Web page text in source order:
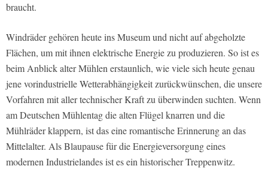
braucht.
Windräder gehören heute ins Museum und nicht auf abgeholzte
Flächen, um mit ihnen elektrische Energie zu produzieren. So ist es
beim Anblick alter Mühlen erstaunlich, wie viele sich heute genau
jene vorindustrielle Wetterabhängigkeit zurückwünschen, die unsere
Vorfahren mit aller technischer Kraft zu überwinden suchten. Wenn
am Deutschen Mühlentag die alten Flügel knarren und die
Mühlräder klappern, ist das eine romantische Erinnerung an das
Mittelalter. Als Blaupause für die Energieversorgung eines
modernen Industrielandes ist es ein historischer Treppenwitz.